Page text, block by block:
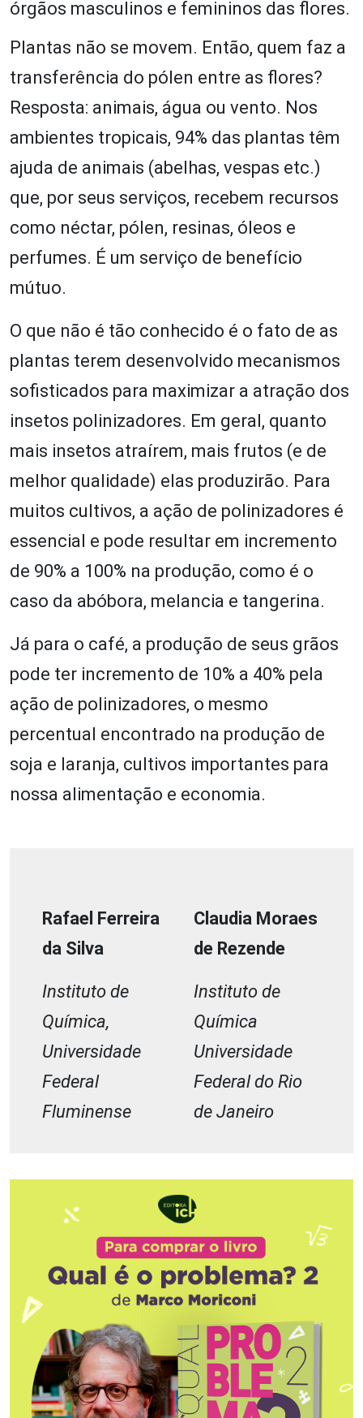
órgãos masculinos e femininos das flores.
Plantas não se movem. Então, quem faz a
transferência do pólen entre as flores?
Resposta: animais, água ou vento. Nos
ambientes tropicais, 94% das plantas têm
ajuda de animais (abelhas, vespas etc.)
que, por seus serviços, recebem recursos
como néctar, pólen, resinas, óleos e
perfumes. É um serviço de benefício
mútuo.
O que não é tão conhecido é o fato de as
plantas terem desenvolvido mecanismos
sofisticados para maximizar a atração dos
insetos polinizadores. Em geral, quanto
mais insetos atraírem, mais frutos (e de
melhor qualidade) elas produzirão. Para
muitos cultivos, a ação de polinizadores é
essencial e pode resultar em incremento
de 90% a 100% na produção, como é o
caso da abóbora, melancia e tangerina.
Já para o café, a produção de seus grãos
pode ter incremento de 10% a 40% pela
ação de polinizadores, o mesmo
percentual encontrado na produção de
soja e laranja, cultivos importantes para
nossa alimentação e economia.
Rafael Ferreira
da Silva
Instituto de
Química,
Universidade
Federal
Fluminense
Claudia Moraes
de Rezende
Instituto de
Química
Universidade
Federal do Rio
de Janeiro